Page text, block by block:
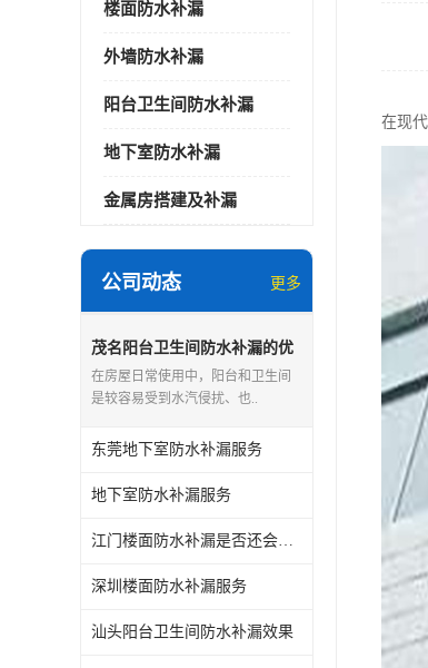
楼面防水补漏
外墙防水补漏
阳台卫生间防水补漏
地下室防水补漏
金属房搭建及补漏
公司动态 更多
茂名阳台卫生间防水补漏的优
点和缺点
在房屋日常使用中，阳台和卫生间
是较容易受到水汽侵扰、也..
东莞地下室防水补漏服务
地下室防水补漏服务
江门楼面防水补漏是否还会漏水
深圳楼面防水补漏服务
汕头阳台卫生间防水补漏效果
在现